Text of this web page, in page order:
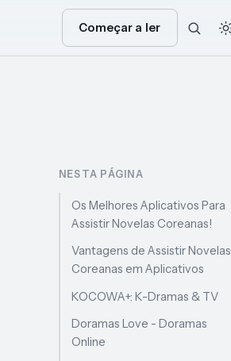
Começar a ler
NESTA PÁGINA
Os Melhores Aplicativos Para
Assistir Novelas Coreanas!
Vantagens de Assistir Novelas
Coreanas em Aplicativos
KOCOWA+: K-Dramas & TV
Doramas Love - Doramas
Online